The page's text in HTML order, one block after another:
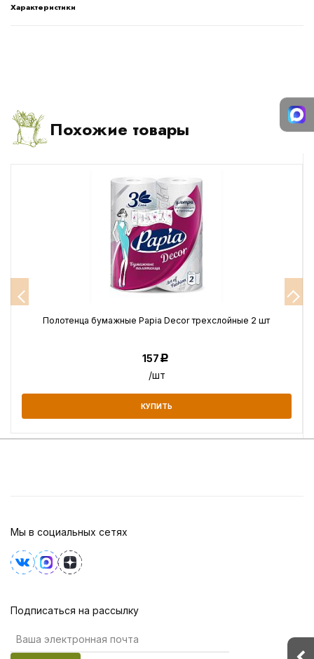
Характеристики
Похожие товары
Полотенца бумажные Papia Decor трехслойные 2 шт
157Р
/шт
КУПИТЬ
Мы в социальных сетях
Подписаться на рассылку